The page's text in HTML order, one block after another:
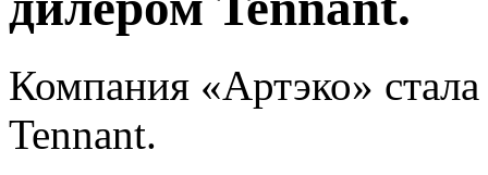
Компания «Артэко»
Tennant.